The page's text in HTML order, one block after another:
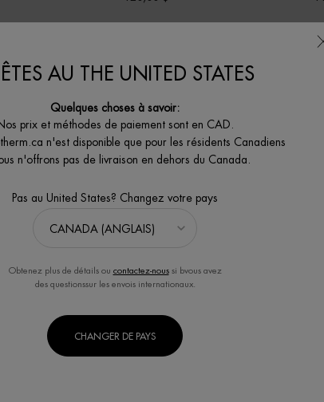
SATISFACTION GUARANTIE
CORPS ET
S'ABONNER À NOTRE INFOLETTRE
AU THE UNITED STATES
Quelques choses à savoir:
prix et méthodes de paiement sont en CAD.
n'est disponible que pour les résidents Canadiens
n'offrons pas de livraison en dehors du Canada.
Pas au United States? Changez votre pays
Obtenez plus de détails ou contactez-noussi bvous avez
des questionssur les envois internationaux.
CHANGER DE PAYS